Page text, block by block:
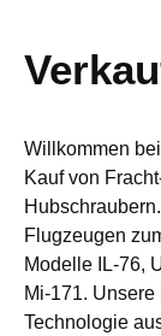
Willkommen
Kauf von
Flugzeugen
Modelle IL-76,
Mi-171.
Technologie